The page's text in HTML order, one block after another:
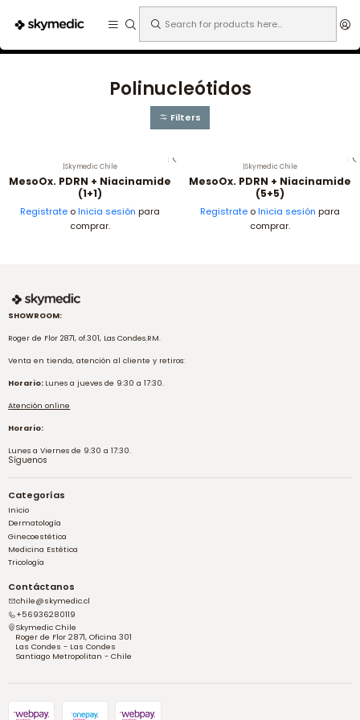
Cosmética Clínica Polinucleótidos
Polinucleótidos
Filters
|Skymedic Chile
MesoOx. PDRN + Niacinamide
(1+1)
Registrate o Inicia sesión para
comprar.
|Skymedic Chile
MesoOx. PDRN + Niacinamide
(5+5)
Registrate o Inicia sesión para
comprar.
SHOWROOM:
Roger de Flor 2871, of.301, Las Condes.RM.
Venta en tienda, atención al cliente y retiros:
Horario: Lunes a jueves de 9:30 a 17:30.
Atención online
Horario:
Lunes a Viernes de 9:30 a 17:30.
Síguenos
Categorías
Inicio
Dermatología
Ginecoestética
Medicina Estética
Tricología
Contáctanos
chile@skymedic.cl
+56936280119
Skymedic Chile
Roger de Flor 2871, Oficina 301
Las Condes - Las Condes
Santiago Metropolitan - Chile